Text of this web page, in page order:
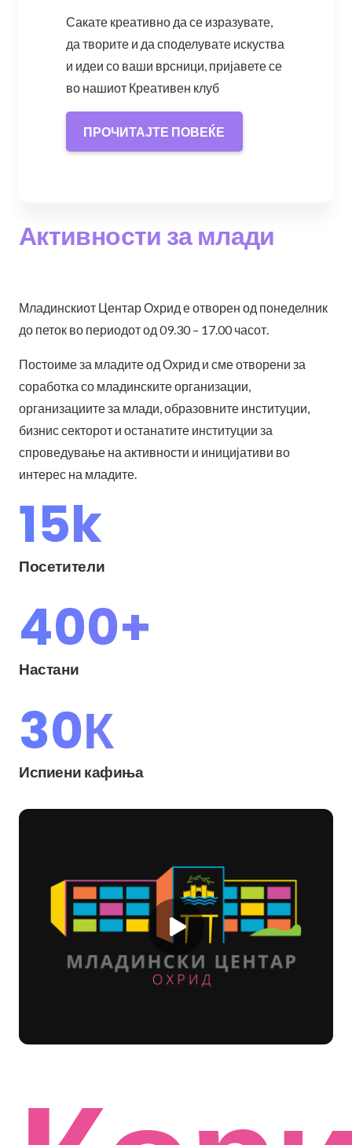
Сакате креативно да се изразувате,
да творите и да споделувате искуства
и идеи со ваши врсници, пријавете се
во нашиот Креативен клуб
ПРОЧИТАЈТЕ ПОВЕЌЕ
Активности за млади
Младинскиот Центар Охрид е отворен од понеделник
до петок во периодот од 09.30 – 17.00 часот.
Постоиме за младите од Охрид и сме отворени за
соработка со младинските организации,
организациите за млади, образовните институции,
бизнис секторот и останатите институции за
спроведување на активности и иницијативи во
интерес на младите.
15k
Посетители
400+
Настани
30К
Испиени кафиња